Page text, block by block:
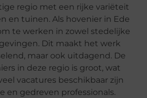
regio met een rijke variëteit
en tuinen. Als hovenier in Ede
te werken in zowel stedelijke
Dit maakt het werk
maar ook uitdagend. De
in deze regio is groot, wat
vacatures beschikbaar zijn
en gedreven professionals.